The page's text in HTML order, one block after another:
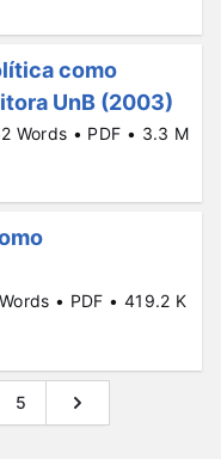
como
UnB (2003)
Words • PDF • 3.3 M
• PDF • 419.2 K
5